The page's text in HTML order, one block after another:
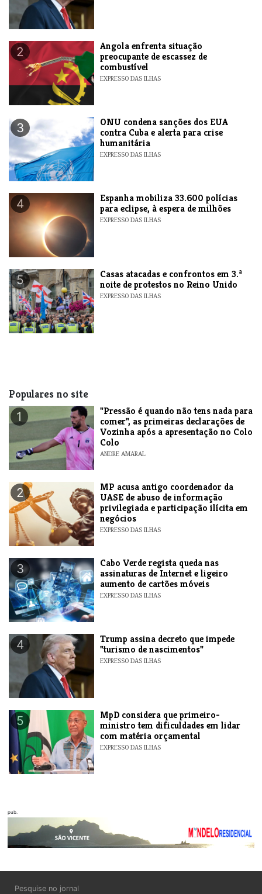
2
Angola enfrenta situação
preocupante de escassez de
combustível
EXPRESSO DAS ILHAS
3
ONU condena sanções dos EUA
contra Cuba e alerta para crise
humanitária
EXPRESSO DAS ILHAS
4
Espanha mobiliza 33.600 polícias
para eclipse, à espera de milhões
EXPRESSO DAS ILHAS
5
Casas atacadas e confrontos em 3.ª
noite de protestos no Reino Unido
EXPRESSO DAS ILHAS
Populares no site
1
"Pressão é quando não tens nada para
comer", as primeiras declarações de
Vozinha após a apresentação no Colo
Colo
ANDRE AMARAL
2
MP acusa antigo coordenador da
UASE de abuso de informação
privilegiada e participação ilícita em
negócios
EXPRESSO DAS ILHAS
3
Cabo Verde regista queda nas
assinaturas de Internet e ligeiro
aumento de cartões móveis
EXPRESSO DAS ILHAS
4
Trump assina decreto que impede
"turismo de nascimentos"
EXPRESSO DAS ILHAS
5
MpD considera que primeiro-
ministro tem dificuldades em lidar
com matéria orçamental
EXPRESSO DAS ILHAS
pub.
Pesquise no jornal